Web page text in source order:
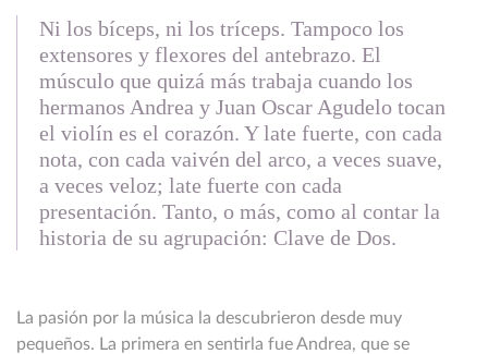
Ni los bíceps, ni los tríceps. Tampoco los
extensores y flexores del antebrazo. El
músculo que quizá más trabaja cuando los
hermanos Andrea y Juan Oscar Agudelo tocan
el violín es el corazón. Y late fuerte, con cada
nota, con cada vaivén del arco, a veces suave,
a veces veloz; late fuerte con cada
presentación. Tanto, o más, como al contar la
historia de su agrupación: Clave de Dos.
La pasión por la música la descubrieron desde muy
pequeños. La primera en sentirla fue Andrea, que se